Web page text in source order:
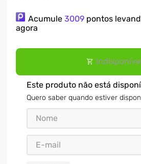
Acumule 3009 pontos
agora
Este produto não está
Quero saber quando estiver
7 º
ventilador
8